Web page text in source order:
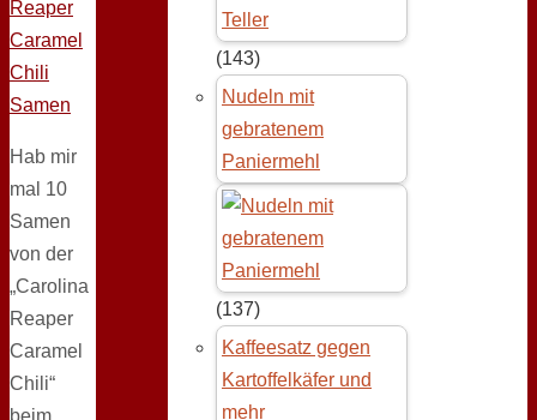
Hab mir
mal 10
Samen
von der
„Carolina
Reaper
Caramel
Chili“
beim
(143)
Nudeln mit
gebratenem
Paniermehl
(137)
Kaffeesatz gegen
Kartoffelkäfer und
mehr